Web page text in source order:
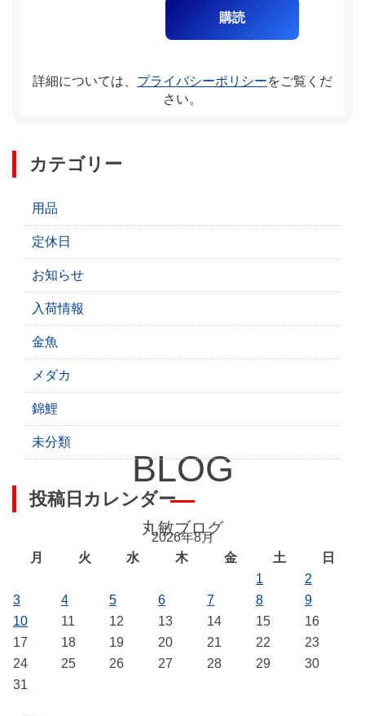
BLOG
丸敏ブログ
詳細については、 プライバシーポリシーをご覧くだ
さい。
カテゴリー
用品
定休日
お知らせ
入荷情報
金魚
メダカ
錦鯉
未分類
投稿日カレンダー
2026年8月
月
火 水 木 金 土
日
1
2
3
4 5 6 7 8
9
10
11 12 13 14 15
16
17
18 19 20 21 22
23
24
25 26 27 28 29
30
31